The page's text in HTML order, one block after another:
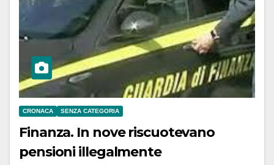
CRONACA SENZA CATEGORIA
Finanza. In nove riscuotevano
pensioni illegalmente